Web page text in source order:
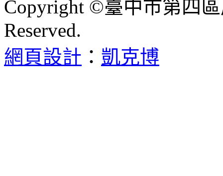
Copyright ©臺中市第四
Reserved.
網頁設計 ： 凱克博